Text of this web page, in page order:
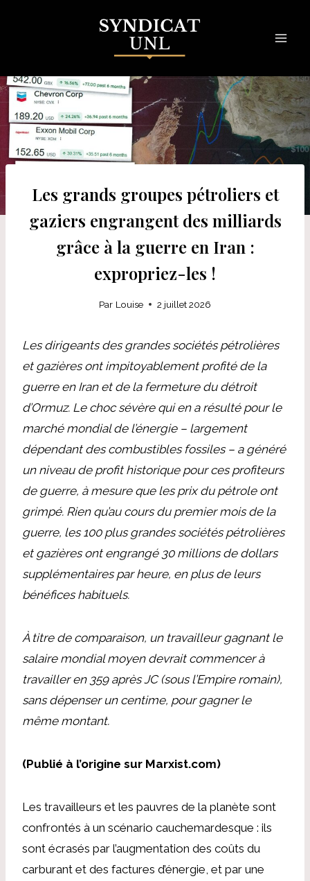
Les grands groupes pétroliers et
gaziers engrangent des milliards
grâce à la guerre en Iran :
expropriez-les !
Par Louise 2 juillet 2026
Les dirigeants des grandes sociétés pétrolières
et gazières ont impitoyablement profité de la
guerre en Iran et de la fermeture du détroit
d’Ormuz. Le choc sévère qui en a résulté pour le
marché mondial de l’énergie – largement
dépendant des combustibles fossiles – a généré
un niveau de profit historique pour ces profiteurs
de guerre, à mesure que les prix du pétrole ont
grimpé. Rien qu’au cours du premier mois de la
guerre, les 100 plus grandes sociétés pétrolières
et gazières ont engrangé 30 millions de dollars
supplémentaires par heure, en plus de leurs
bénéfices habituels.
À titre de comparaison, un travailleur gagnant le
salaire mondial moyen devrait commencer à
travailler en 359 après JC (sous l’Empire romain),
sans dépenser un centime, pour gagner le
même montant.
(Publié à l’origine sur Marxist.com)
Les travailleurs et les pauvres de la planète sont
confrontés à un scénario cauchemardesque : ils
sont écrasés par l’augmentation des coûts du
carburant et des factures d’énergie, et par une